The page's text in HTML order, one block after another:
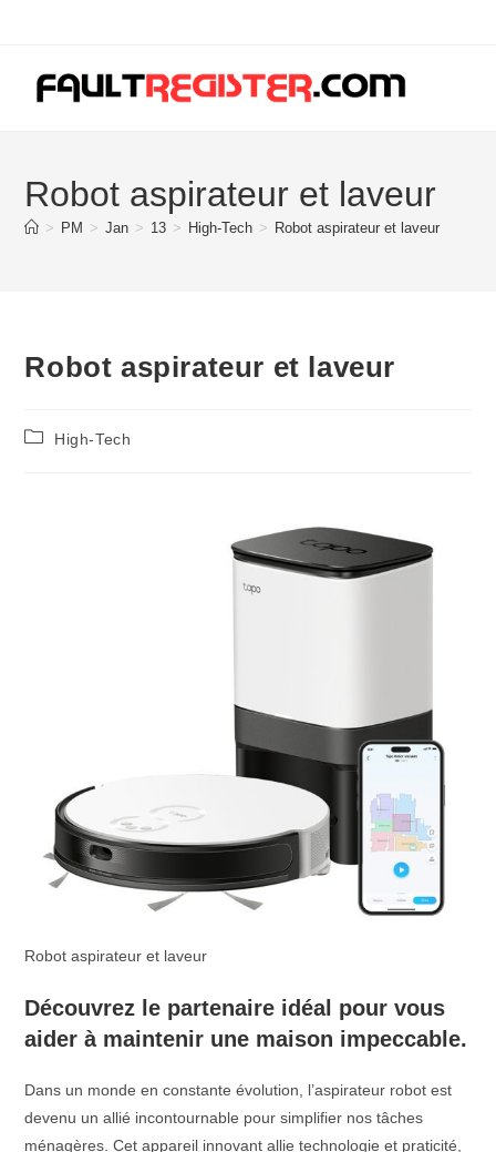
Robot aspirateur et laveur
> PM > Jan > 13 > High-Tech > Robot aspirateur et laveur
Robot aspirateur et laveur
PostHigh-Tech
Robot aspirateur et laveur
Découvrez le partenaire idéal pour vous
aider à maintenir une maison impeccable.
Dans un monde en constante évolution, l’aspirateur robot est
devenu un allié incontournable pour simplifier nos tâches
ménagères. Cet appareil innovant allie technologie et praticité,